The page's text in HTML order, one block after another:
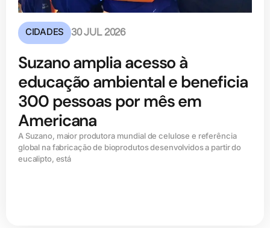
CIDADES 30 JUL 2026
Suzano amplia acesso à
educação ambiental e beneficia
300 pessoas por mês em
Americana
A Suzano, maior produtora mundial de celulose e referência
global na fabricação de bioprodutos desenvolvidos a partir do
eucalipto, está